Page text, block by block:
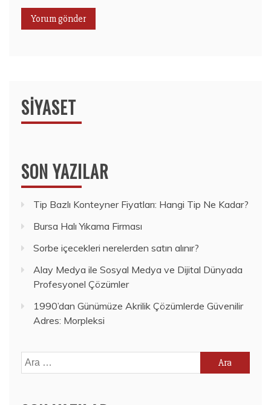
SIYASET
SON YAZILAR
Tip Bazlı Konteyner Fiyatları: Hangi Tip Ne Kadar?
Bursa Halı Yıkama Firması
Sorbe içecekleri nerelerden satın alınır?
Alay Medya ile Sosyal Medya ve Dijital Dünyada
Profesyonel Çözümler
1990’dan Günümüze Akrilik Çözümlerde Güvenilir
Adres: Morpleksi
Arama: